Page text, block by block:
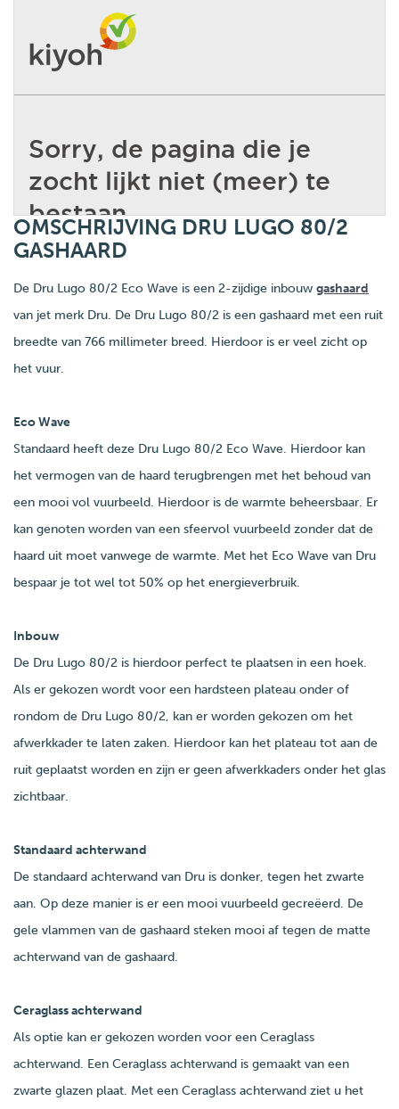
OMSCHRIJVING DRU LUGO 80/2
GASHAARD
De Dru Lugo 80/2 Eco Wave is een 2-zijdige inbouw gashaard
van jet merk Dru. De Dru Lugo 80/2 is een gashaard met een ruit
breedte van 766 millimeter breed. Hierdoor is er veel zicht op
het vuur.
Eco Wave
Standaard heeft deze Dru Lugo 80/2 Eco Wave. Hierdoor kan
het vermogen van de haard terugbrengen met het behoud van
een mooi vol vuurbeeld. Hierdoor is de warmte beheersbaar. Er
kan genoten worden van een sfeervol vuurbeeld zonder dat de
haard uit moet vanwege de warmte. Met het Eco Wave van Dru
bespaar je tot wel tot 50% op het energieverbruik.
Inbouw
De Dru Lugo 80/2 is hierdoor perfect te plaatsen in een hoek.
Als er gekozen wordt voor een hardsteen plateau onder of
rondom de Dru Lugo 80/2, kan er worden gekozen om het
afwerkkader te laten zaken. Hierdoor kan het plateau tot aan de
ruit geplaatst worden en zijn er geen afwerkkaders onder het glas
zichtbaar.
Standaard achterwand
De standaard achterwand van Dru is donker, tegen het zwarte
aan. Op deze manier is er een mooi vuurbeeld gecreëerd. De
gele vlammen van de gashaard steken mooi af tegen de matte
achterwand van de gashaard.
Ceraglass achterwand
Als optie kan er gekozen worden voor een Ceraglass
achterwand. Een Ceraglass achterwand is gemaakt van een
zwarte glazen plaat. Met een Ceraglass achterwand ziet u het